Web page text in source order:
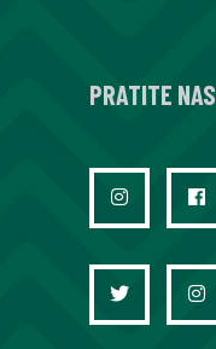
PRATITE NAS